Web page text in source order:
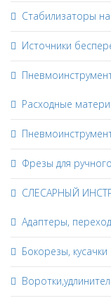
Стабилизаторы
Источники
Расходные
Фрезы для
СЛЕСАРНЫЙ
Адаптеры,
Бокорезы, кусачки